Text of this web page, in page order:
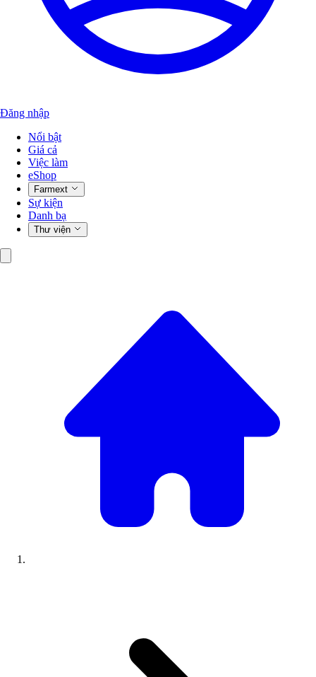
Đăng nhập
Nổi bật
Giá cả
Việc làm
eShop
Farmext
Sự kiện
Danh bạ
Thư viện